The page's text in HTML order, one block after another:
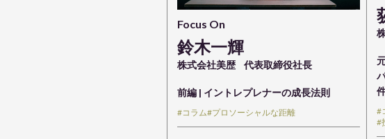
Focus On
鈴木一輝
株式会社美歴代表取締役社長
前編 | イントレプレナーの成長法則
#コラム#プロソーシャルな距離 #
#